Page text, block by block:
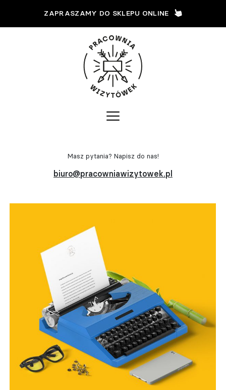
ZAPRASZAMY DO SKLEPU ONLINE
Masz pytania? Napisz do nas!
biuro@pracowniawizytowek.pl